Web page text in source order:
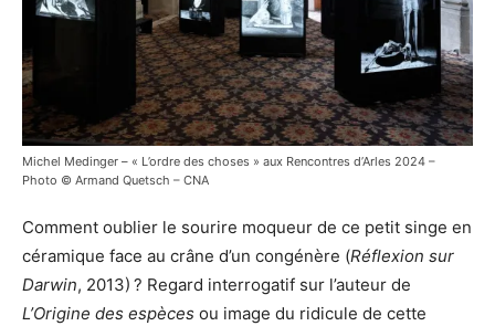
Michel Medinger – « L’ordre des choses » aux Rencontres d’Arles 2024 –
Photo © Armand Quetsch – CNA
Comment oublier le sourire moqueur de ce petit singe en
céramique face au crâne d’un congénère (Réflexion sur
Darwin, 2013) ? Regard interrogatif sur l’auteur de
L’Origine des espèces ou image du ridicule de cette